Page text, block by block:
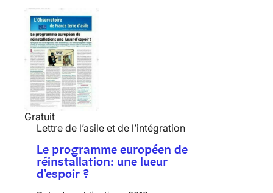
Gratuit
Lettre de l’asile et de l’intégration
Le programme européen de
réinstallation: une lueur
d'espoir ?